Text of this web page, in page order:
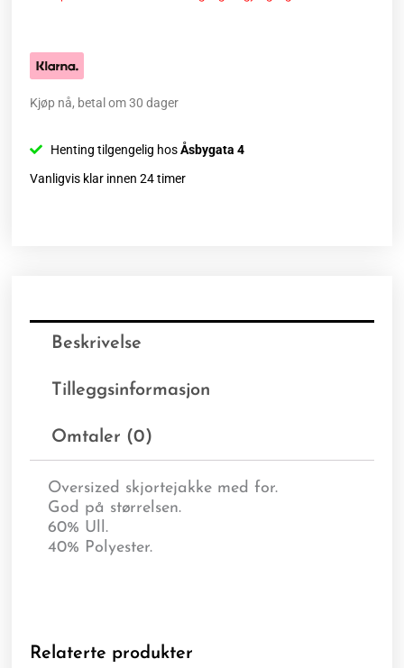
Kjøp nå, betal om 30 dager
Henting tilgengelig hosÅsbygata 4
Vanligvis klar innen 24 timer
Beskrivelse
Tilleggsinformasjon
Omtaler (0)
Oversized skjortejakke med for.
God på størrelsen.
60% Ull.
40% Polyester.
Relaterte produkter